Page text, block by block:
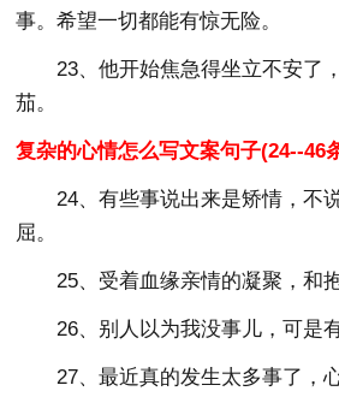
事。希望一切都能有惊无险。
23、他开始焦急得坐立不安了
茄。
复杂的心情怎么写文案句子(24--46
24、有些事说出来是矫情，不
屈。
25、受着血缘亲情的凝聚，和抱
26、别人以为我没事儿，可是有
27、最近真的发生太多事了，